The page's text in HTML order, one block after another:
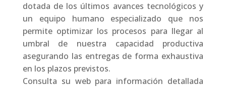
dotada de los últimos avances tecnológicos y
un equipo humano especializado que nos
permite optimizar los procesos para llegar al
umbral de nuestra capacidad productiva
asegurando las entregas de forma exhaustiva
en los plazos previstos.
Consulta su web para información detallada